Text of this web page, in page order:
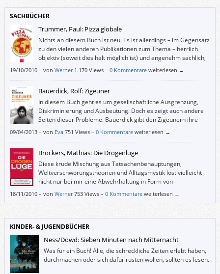
SACHBÜCHER
Trummer, Paul: Pizza globale
Nichts an diesem Buch ist neu. Es ist allerdings – im Gegensatz
zu den vielen anderen Publikationen zum Thema – herrlich
objektiv (soweit dies halt möglich ist) und angenehm sachlich,
ohne deswegen trocken oder ungenießbar zu sein.
19/10/2010– von Werner 1.170 Views – 0 Kommentare weiterlesen →
Bauerdick, Rolf: Zigeuner
In diesem Buch geht es um gesellschaftliche Ausgrenzung,
Diskriminierung und Ausbeutung. Doch es zeigt auch andere
Seiten dieser Probleme. Bauerdick gibt den Zigeunern ihre
Menschlichkeit zurück, gesteht ihnen zu, gute und schlechte
Arroganz).
09/04/2013– von Eva 751 Views – 0 Kommentare weiterlesen →
Bröckers, Mathias: Die Drogenlüge
Diese krude Mischung aus Tatsachenbehauptungen,
Weltverschwörungstheorien und Alltagsmystik löst vielleicht
nicht nur bei mir eine Abwehrhaltung in Form von
Kopfschütteln aus.
18/11/2010– von Werner 753 Views – 0 Kommentare weiterlesen →
KINDER- & JUGENDBÜCHER
Ness/Dowd: Sieben Minuten nach Mitternacht
Was für ein Buch! Alle, die schreckliche Zeiten erlebt haben,
durchmachen oder sich dafür rüsten wollen, sollten es lesen.